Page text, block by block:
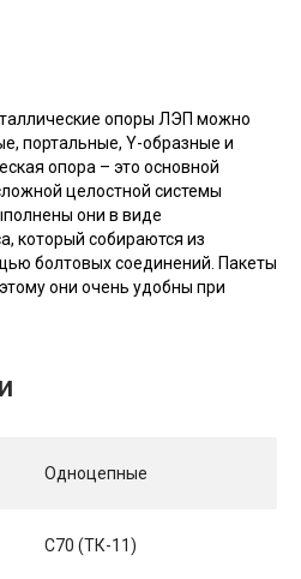
опоры ЛЭП можно
портальные, Y-образные и
опора – это основной
целостной системы
они в виде
который собираются из
болтовых соединений. Пакеты
они очень удобны при
Одноцепные
С70 (ТК-11)